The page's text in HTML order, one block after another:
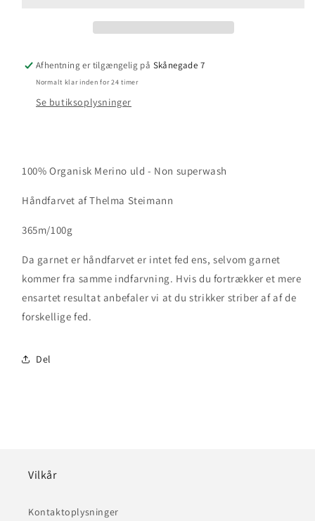
Afhentning er tilgængelig på Skånegade 7
Normalt klar inden for 24 timer
Se butiksoplysninger
100% Organisk Merino uld - Non superwash
Håndfarvet af Thelma Steimann
365m/100g
Da garnet er håndfarvet er intet fed ens, selvom garnet
kommer fra samme indfarvning. Hvis du fortrækker et mere
ensartet resultat anbefaler vi at du strikker striber af af de
forskellige fed.
Del
Vilkår
Kontaktoplysninger